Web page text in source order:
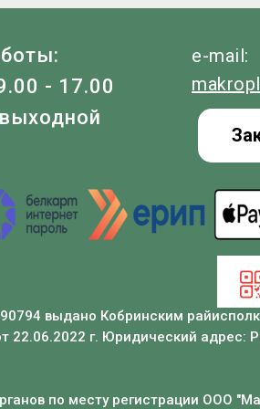
- 17.00
выдано Кобринским
г. Юридический адрес:
по месту регистрации ООО
e-mail: